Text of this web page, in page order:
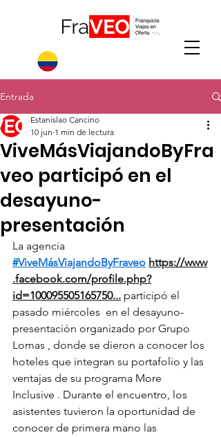
Entrada
ViveMásViajandoByFra
veo participó en el
desayuno-
presentación
Estanislao Cancino
10 jun 1 min de lectura
La agencia
#ViveMásViajandoByFraveo https://www
.facebook.com/profile.php?
id=100095505165750... participó el
pasado miércoles  en el desayuno-
presentación organizado por Grupo
Lomas , donde se dieron a conocer los
hoteles que integran su portafolio y las
ventajas de su programa More
Inclusive . Durante el encuentro, los
asistentes tuvieron la oportunidad de
conocer de primera mano las